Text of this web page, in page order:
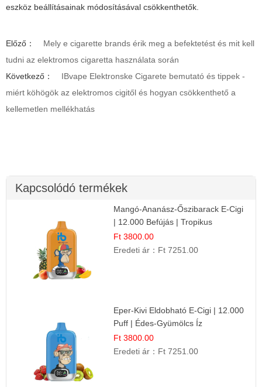
eszköz beállításainak módosításával csökkenthetők.
Előző：
Mely e cigarette brands érik meg a befektetést és mit kell
tudni az elektromos cigaretta használata során
Következő：
IBvape Elektronske Cigarete bemutató és tippek -
miért köhögök az elektromos cigitől és hogyan csökkenthető a
kellemetlen mellékhatás
Kapcsolódó termékek
Mangó-Ananász-Őszibarack E-Cigi
| 12.000 Befújás | Tropikus
Gyümölcs Íz
Ft 3800.00
Eredeti ár： Ft 7251.00
Eper-Kivi Eldobható E-Cigi | 12.000
Puff | Édes-Gyümölcs Íz
Ft 3800.00
Eredeti ár： Ft 7251.00